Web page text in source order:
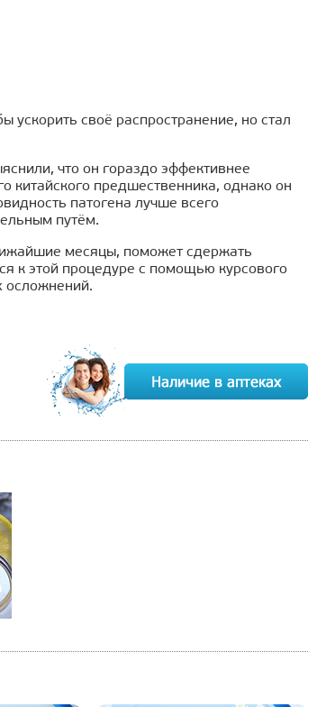
ускорить своё распространение, но стал
что он гораздо эффективнее
китайского предшественника, однако он
патогена лучше всего
путём.
месяцы, поможет сдержать
к этой процедуре с помощью курсового
осложнений.